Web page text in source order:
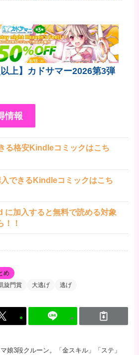
以上】カドサマー2026第3弾
情報
る格安Kindleコミックはこち
できるKindleコミックはこち
に加入すると無料で読める対象
！！
め
旋門賞 大逃げ 逃げ
マ娘3段クルーン。「金スキル」「ステ」